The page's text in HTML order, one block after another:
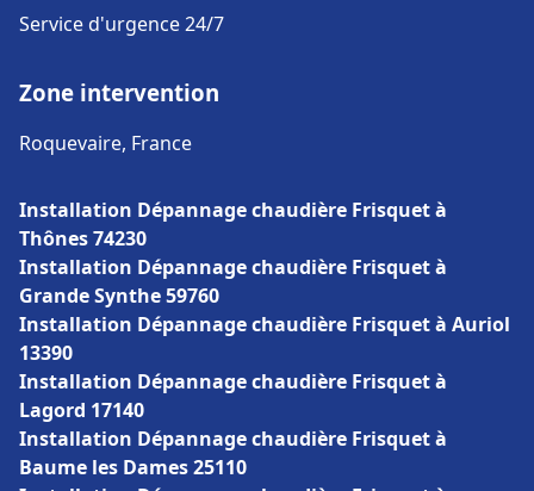
Service d'urgence 24/7
Zone intervention
Roquevaire, France
Installation Dépannage chaudière Frisquet à
Thônes 74230
Installation Dépannage chaudière Frisquet à
Grande Synthe 59760
Installation Dépannage chaudière Frisquet à Auriol
13390
Installation Dépannage chaudière Frisquet à
Lagord 17140
Installation Dépannage chaudière Frisquet à
Baume les Dames 25110